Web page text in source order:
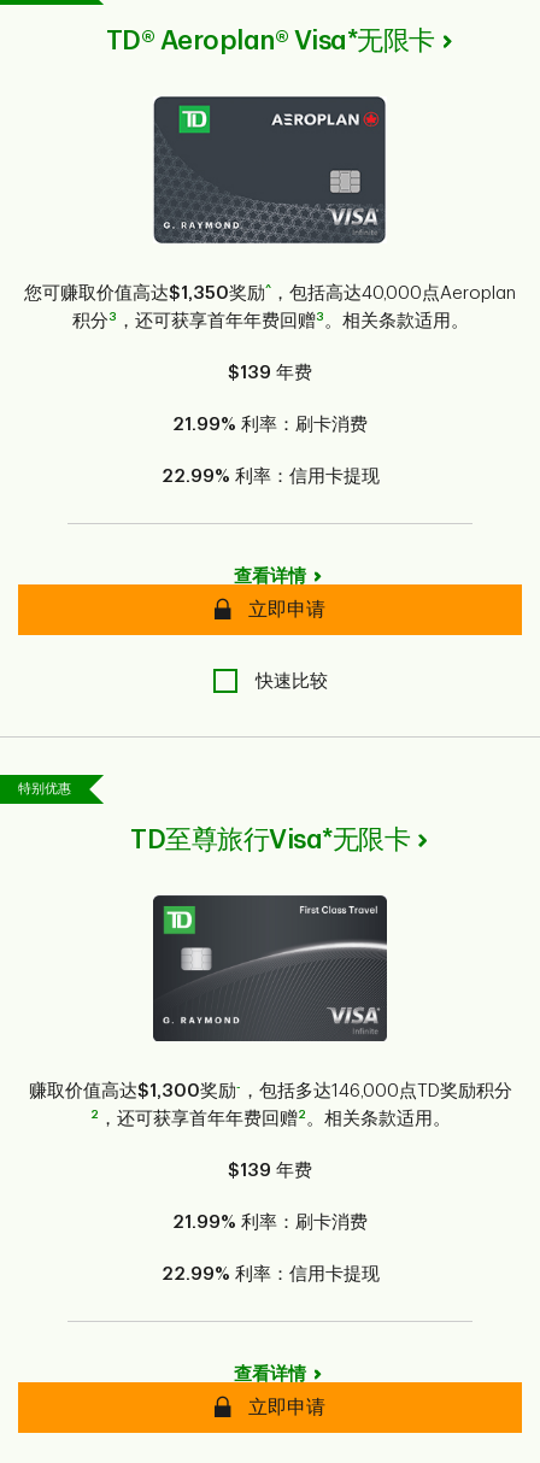
TD® Aeroplan® Visa*无限卡
您可赚取价值高达$1,350奖励^ ，包括高达40,000点Aeroplan
积分3 ，还可获享首年年费回赠3 。相关条款适用。
$139 年费
21.99% 利率：刷卡消费
22.99% 利率：信用卡提现
查看详情
安全立即申请
快速比较
特别优惠
TD至尊旅行Visa*无限卡
赚取价值高达$1,300奖励- ，包括多达146,000点TD奖励积分
2 ，还可获享首年年费回赠2 。相关条款适用。
$139 年费
21.99% 利率：刷卡消费
22.99% 利率：信用卡提现
查看详情
安全立即申请